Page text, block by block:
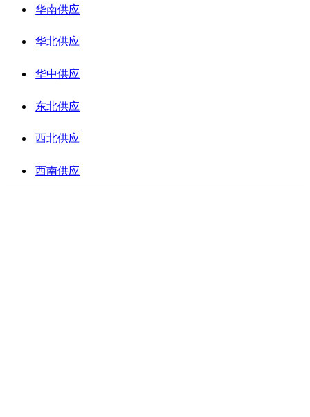
华南供应
华北供应
华中供应
东北供应
西北供应
西南供应